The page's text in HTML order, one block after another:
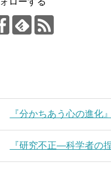
『分かちあう心の進化
『研究不正―科学者の